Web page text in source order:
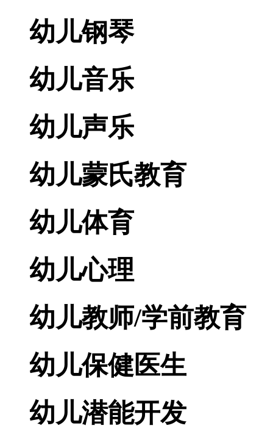
幼儿钢琴
幼儿音乐
幼儿声乐
幼儿蒙氏教育
幼儿体育
幼儿心理
幼儿教师/学前教育
幼儿保健医生
幼儿潜能开发